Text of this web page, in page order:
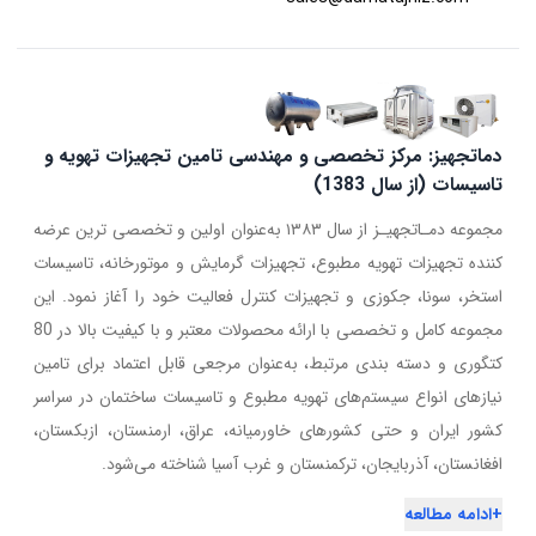
دماتجهیز: مرکز تخصصی و مهندسی تامین تجهیزات تهویه و
تاسیسات (از سال 1383)
مجموعه دمـاتجهیـز از سال ۱۳۸۳ به‌عنوان اولین و تخصصی ترین عرضه
کننده تجهیزات تهویه مطبوع، تجهیزات گرمایش و موتورخانه، تاسیسات
استخر، سونا، جکوزی و تجهیزات کنترل فعالیت خود را آغاز نمود. این
مجموعه کامل و تخصصی با ارائه محصولات معتبر و با کیفیت بالا در 80
کتگوری و دسته بندی مرتبط، به‌عنوان مرجعی قابل اعتماد برای تامین
نیازهای انواع سیستم‌های تهویه مطبوع و تاسیسات ساختمان در سراسر
کشور ایران و حتی کشورهای خاورمیانه، عراق، ارمنستان، ازبکستان،
افغانستان، آذربایجان، ترکمنستان و غرب آسیا شناخته می‌شود.
+ادامه مطالعه